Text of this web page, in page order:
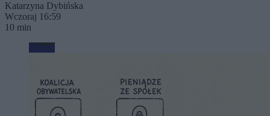
Katarzyna Dybińska
Wczoraj 16:59
10 min
Biznes